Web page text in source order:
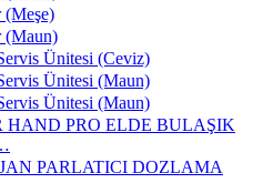
(Meşe)
(Maun)
Ünitesi (Ceviz)
Ünitesi (Maun)
Ünitesi (Maun)
HAND PRO ELDE BULAŞIK
PARLATICI DOZLAMA